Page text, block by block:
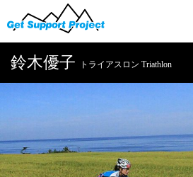
鈴木優子 トライアスロン Triathlon